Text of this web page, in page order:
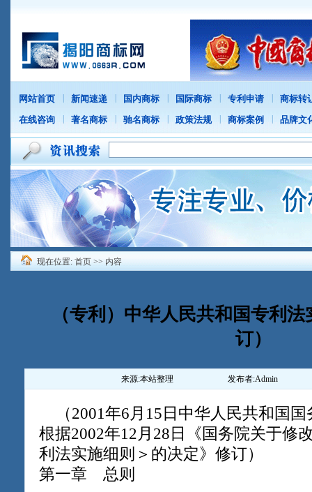
网站首页 新闻速递 国内商标 国际商标 专利申请
商标转
在线咨询
著名商标 驰名商标 政策法规 商标案例 品牌文
现在位置: 首页 >> 内容
（专利）中华人民共和国专利
订）
来源:本站整理 发布者:Admin
（2001年6月15日中华人民共和国国
根据2002年12月28日《国务院关于修
利法实施细则＞的决定》修订）
第一章 总则